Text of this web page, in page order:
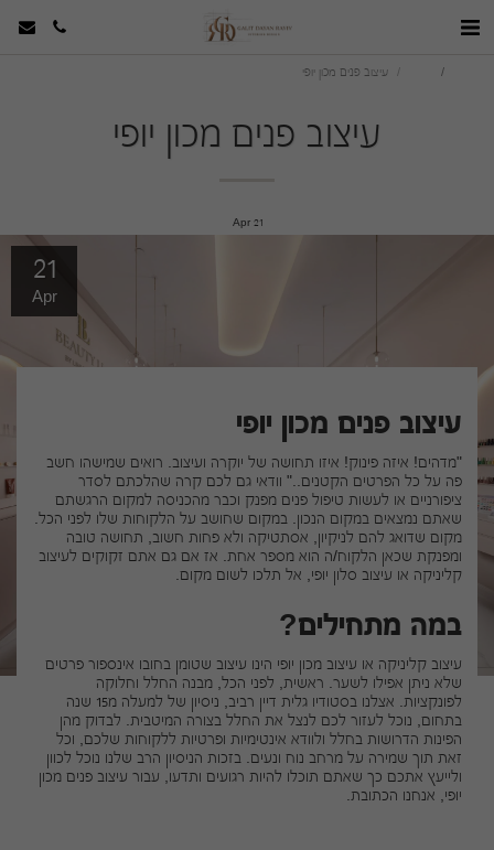
עיצוב פנים מכון יופי
עיצוב פנים מכון יופי
21
Apr
21
Apr
עיצוב פנים מכון יופי
"מדהים! איזה פינוק! איזו תחושה של יוקרה ועיצוב. רואים שמישהו חשב
פה על כל הפרטים הקטנים.." וודאי גם לכם קרה שהלכתם לסדר
ציפורניים או לעשות טיפול פנים מפנק וכבר מהכניסה למקום הרגשתם
שאתם נמצאים במקום הנכון. במקום שחושב על הלקוחות שלו לפני הכל.
מקום שדואג להם לניקיון, אסתטיקה ולא פחות חשוב, תחושה טובה
ומפנקת שכאן הלקוח/ה הוא מספר אחת. אז אם גם אתם זקוקים לעיצוב
קליניקה או עיצוב סלון יופי, אל תלכו לשום מקום.
במה מתחילים?
עיצוב קליניקה או עיצוב מכון יופי הינו עיצוב שטומן בחובו אינספור פרטים
שלא ניתן אפילו לשער. ראשית, לפני הכל, מבנה החלל וחלוקה
לפונקציות. אצלנו בסטודיו גלית דיין רביב, ניסיון של למעלה מ15 שנה
בתחום, נוכל לעזור לכם לנצל את החלל בצורה המיטבית. לבדוק מהן
הפינות הדרושות בחלל ולוודא אינטימיות ופרטיות ללקוחות שלכם, וכל
זאת תוך שמירה על מרחב נוח ונעים. בזכות הניסיון הרב שלנו נוכל לכוון
ולייעץ אתכם כך שאתם תוכלו להיות רגועים ותדעו, עבור עיצוב פנים מכון
יופי, אנחנו הכתובת.